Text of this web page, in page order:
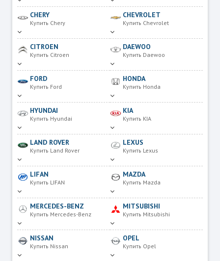
CHERY
Купить Chery
CHEVROLET
Купить Chevrolet
CITROEN
Купить Citroen
DAEWOO
Купить Daewoo
FORD
Купить Ford
HONDA
Купить Honda
HYUNDAI
Купить Hyundai
KIA
Купить KIA
LAND ROVER
Купить Land Rover
LEXUS
Купить Lexus
LIFAN
Купить LIFAN
MAZDA
Купить Mazda
MERCEDES-BENZ
Купить Mercedes-Benz
MITSUBISHI
Купить Mitsubishi
NISSAN
Купить Nissan
OPEL
Купить Opel